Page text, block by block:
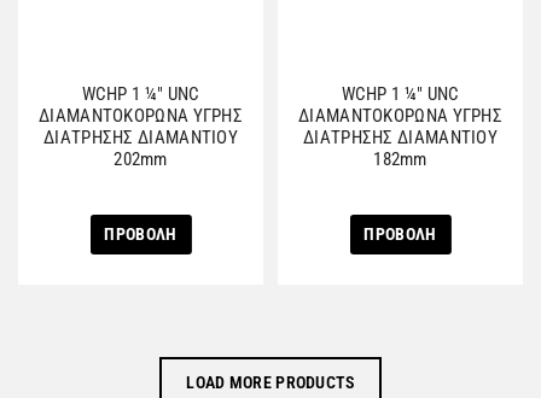
WCHP 1 ¼″ UNC
ΔΙΑΜΑΝΤΟΚΟΡΩΝΑ ΥΓΡΗΣ
ΔΙΑΤΡΗΣΗΣ ΔΙΑΜΑΝΤΙΟΥ
202mm
ΠΡΟΒΟΛΗ
WCHP 1 ¼″ UNC
ΔΙΑΜΑΝΤΟΚΟΡΩΝΑ ΥΓΡΗΣ
ΔΙΑΤΡΗΣΗΣ ΔΙΑΜΑΝΤΙΟΥ
182mm
ΠΡΟΒΟΛΗ
LOAD MORE PRODUCTS